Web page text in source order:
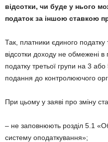
відсотки, чи буде у нього
податок за іншою ставкою
Так, платники єдиного податку
відсотки доходу не обмежені в
податку третьої групи на 3
подання до контролюючого
При цьому у заяві про зміну
– не заповнюють розділ 5.1
систему оподаткування»;